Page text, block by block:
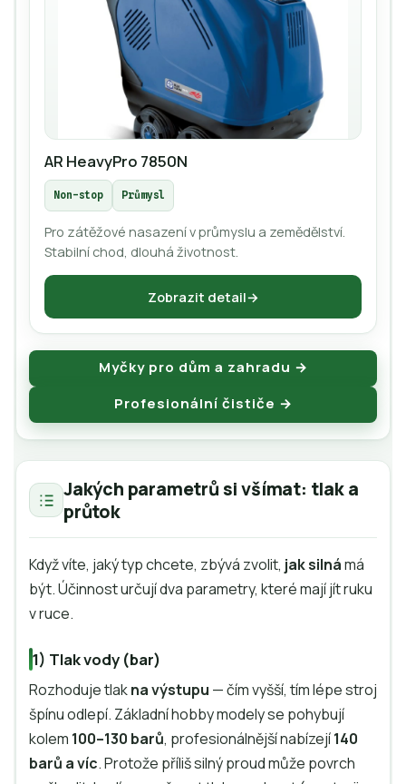
AR HeavyPro 7850N
Non-stop Průmysl
Pro zátěžové nasazení v průmyslu a zemědělství.
Stabilní chod, dlouhá životnost.
Zobrazit detail
Myčky pro dům a zahradu →
Profesionální čističe →
Jakých parametrů si všímat: tlak a
průtok
Když víte, jaký typ chcete, zbývá zvolit, jak silnámá
být. Účinnost určují dva parametry, které mají jít ruku
v ruce.
1) Tlak vody (bar)
Rozhoduje tlakna výstupu — čím vyšší, tím lépe stroj
špínu odlepí. Základní hobby modely se pohybují
kolem 100–130 barů, profesionálnější nabízejí140
barů a víc. Protože příliš silný proud může povrch